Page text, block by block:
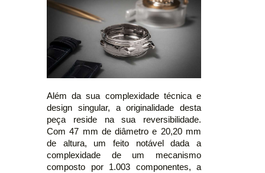
Além da sua complexidade técnica e
design singular, a originalidade desta
peça reside na sua reversibilidade.
Com 47 mm de diâmetro e 20,20 mm
de altura, um feito notável dada a
complexidade de um mecanismo
composto por 1.003 componentes, a